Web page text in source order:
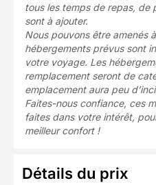
tous les temps de repas, de
sont à ajouter.
Nous pouvons être amenés
hébergements prévus sont
votre voyage. Les
remplacement seront de
emplacement aura peu
Faites-nous confiance, ces
faites dans votre intérêt,
meilleur confort !
Détails du prix